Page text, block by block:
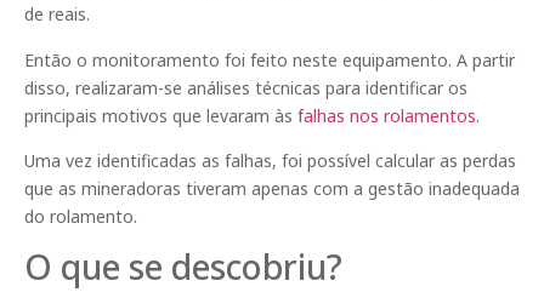
de reais.
Então o monitoramento foi feito neste equipamento. A partir
disso, realizaram-se análises técnicas para identificar os
principais motivos que levaram às falhas nos rolamentos.
Uma vez identificadas as falhas, foi possível calcular as perdas
que as mineradoras tiveram apenas com a gestão inadequada
do rolamento.
O que se descobriu?